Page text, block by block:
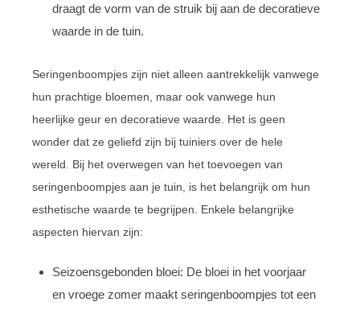
draagt de vorm van de struik bij aan de decoratieve
waarde in de tuin.
Seringenboompjes zijn niet alleen aantrekkelijk vanwege
hun prachtige bloemen, maar ook vanwege hun
heerlijke geur en decoratieve waarde. Het is geen
wonder dat ze geliefd zijn bij tuiniers over de hele
wereld. Bij het overwegen van het toevoegen van
seringenboompjes aan je tuin, is het belangrijk om hun
esthetische waarde te begrijpen. Enkele belangrijke
aspecten hiervan zijn:
Seizoensgebonden bloei: De bloei in het voorjaar
en vroege zomer maakt seringenboompjes tot een